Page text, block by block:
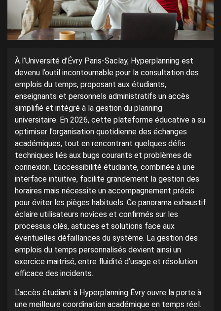
À l’Université d’Évry Paris-Saclay, Hyperplanning est
devenu l’outil incontournable pour la consultation des
emplois du temps, proposant aux étudiants,
enseignants et personnels administratifs un accès
simplifié et intégré à la gestion du planning
universitaire. En 2026, cette plateforme éducative a su
optimiser l’organisation quotidienne des échanges
académiques, tout en rencontrant quelques défis
techniques liés aux bugs courants et problèmes de
connexion. L’accessibilité étudiante, combinée à une
interface intuitive, facilite grandement la gestion des
horaires mais nécessite un accompagnement précis
pour éviter les pièges habituels. Ce panorama exhaustif
éclaire utilisateurs novices et confirmés sur les
processus clés, astuces et solutions face aux
éventuelles défaillances du système. La gestion des
emplois du temps personnalisés devient ainsi un
exercice maitrisé, entre fluidité d’usage et résolution
efficace des incidents.
L’accès étudiant à Hyperplanning Évry ouvre la porte à
une meilleure coordination académique en temps réel.